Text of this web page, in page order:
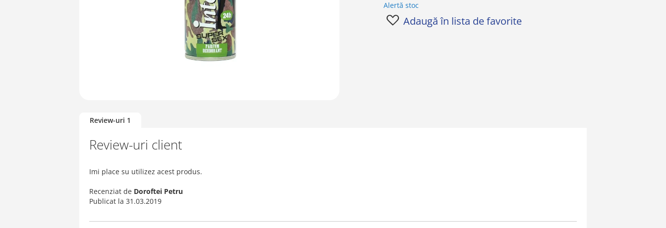
Alertă stoc
Adaugă în lista de favorite
gallery
Review-uri 1
Review-uri client
Imi place su utilizez acest produs.
Recenziat de Doroftei Petru
Publicat la 31.03.2019